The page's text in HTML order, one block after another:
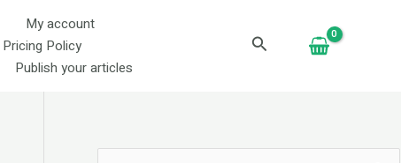
My account
Pricing Policy
Publish your articles
Search